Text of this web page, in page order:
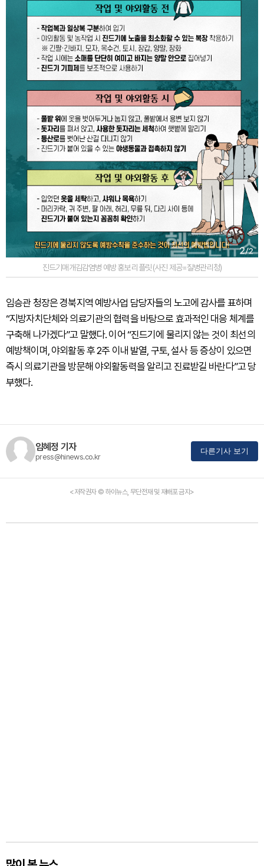
진드기매개김감염병 예방 홍보 리플릿 (사진 제공=질병관리청)
임승관 청장은 경북지역 예방사업 담당자들의 노고에 감사를 표하며
“지방자치단체와 의료기관의 협력을 바탕으로 효과적인 대응 체계를
구축해 나가겠다”고 말했다. 이어 “진드기에 물리지 않는 것이 최선의
예방책이며, 야외활동 후 2주 이내 발열, 구토, 설사 등 증상이 있으면
즉시 의료기관을 방문해 야외활동력을 알리고 진료받길 바란다”고 당
부했다.
임혜정 기자
press@hinews.co.kr
다른기사 보기
<저작권자 © 하이뉴스, 무단전재 및 재배포 금지>